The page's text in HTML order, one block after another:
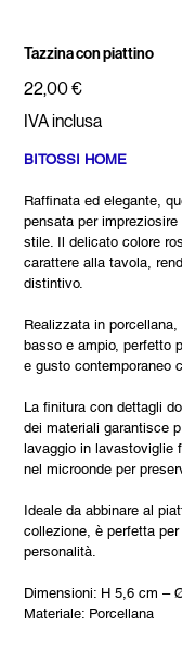
Tazzina con piattino
Prezzo
22,00 €
IVA inclusa
BITOSSI HOME
Raffinata ed elegante,
pensata per
stile. Il delicato colore
carattere alla tavola,
distintivo.
Realizzata in
basso e ampio, perfetto
e gusto contemporaneo
La finitura con dettagli
dei materiali garantisce
lavaggio in lavastoviglie
nel microonde per
Ideale da abbinare al
collezione, è perfetta
personalità.
Dimensioni: H 5,6 cm –
Materiale: Porcellana